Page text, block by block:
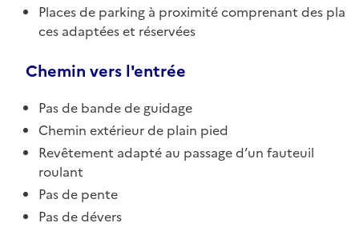
Places de parking à proximité comprenant des pla
ces adaptées et réservées
Chemin vers l'entrée
Pas de bande de guidage
Chemin extérieur de plain pied
Revêtement adapté au passage d’un fauteuil
roulant
Pas de pente
Pas de dévers